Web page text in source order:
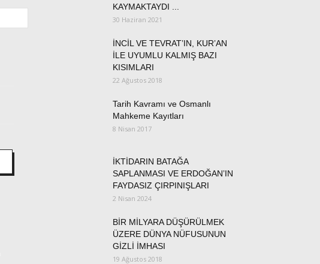
KAYMAKTAYDI ...
30 Haziran 2021
İNCİL VE TEVRAT’IN, KUR’AN
İLE UYUMLU KALMIŞ BAZI
KISIMLARI
22 Ağustos 2018
Tarih Kavramı ve Osmanlı
Mahkeme Kayıtları
8 Nisan 2017
İKTİDARIN BATAĞA
SAPLANMASI VE ERDOĞAN’IN
FAYDASIZ ÇIRPINIŞLARI
2 Nisan 2024
BİR MİLYARA DÜŞÜRÜLMEK
ÜZERE DÜNYA NÜFUSUNUN
GİZLİ İMHASI
19 Ağustos 2018